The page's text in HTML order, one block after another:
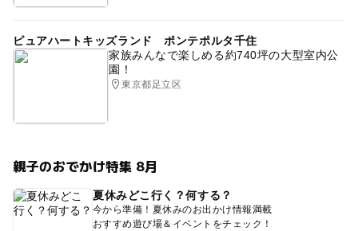
ピュアハートキッズランド ポンテポルタ千住
家族みんなで楽しめる約740坪の大型室内公
園！
東京都足立区
親子のおでかけ特集 8月
夏休みどこ行く？何する？
今から準備！夏休みのお出かけ情報満載
おすすめ遊び場＆イベントをチェック！